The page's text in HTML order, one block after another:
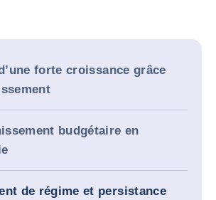
forte croissance grâce
budgétaire en
de régime et persistance